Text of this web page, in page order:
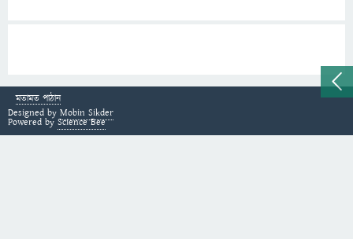
মতামত পাঠান
Designed by Mobin Sikder
Powered by Science Bee